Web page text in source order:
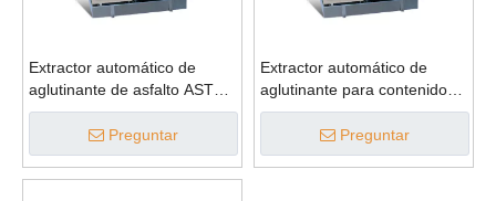
Extractor automático de
aglutinante de asfalto ASTM
para contenido de betún
Preguntar
Extractor automático de
aglutinante para contenido
de betún ASTM 1500g
Preguntar